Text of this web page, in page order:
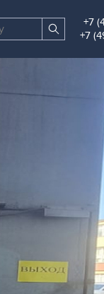
Поиск
по
Найти
+7
+7